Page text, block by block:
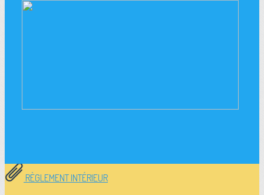
RÈGLEMENT INTÉRIEUR